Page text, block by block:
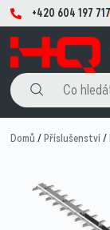
+420 604 197 717
Domů /Příslušenství/